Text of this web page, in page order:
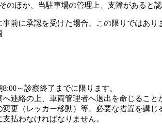
ほか、当駐車場の管理上、支障があると
前に承認を受けた場合、この限りではあり
～診察終了までに限ります。
連絡の上、車両管理者へ退出を命じるこ
更（レッカー移動）等、必要な措置を講
払わなければなりません。